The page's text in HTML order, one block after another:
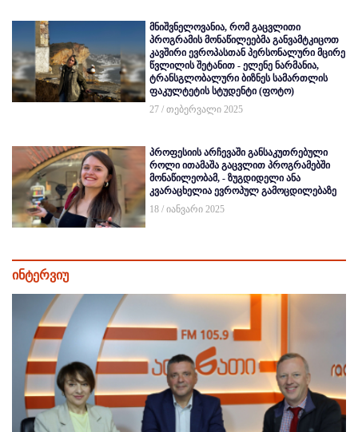
მნიშვნელოვანია, რომ გაცვლითი
პროგრამის მონაწილეებმა განვამტკიცოთ
კავშირი ევროპასთან პერსონალური მცირე
წვლილის შეტანით - ელენე ნარმანია,
ტრანსგლობალური ბიზნეს სამართლის
ფაკულტეტის სტუდენტი (ფოტო)
27 / თებერვალი 2025
პროფესიის არჩევაში განსაკუთრებული
როლი ითამაშა გაცვლით პროგრამებში
მონაწილეობამ, - ზუგდიდელი ანა
კვარაცხელია ევროპულ გამოცდილებაზე
18 / იანვარი 2025
ინტერვიუ